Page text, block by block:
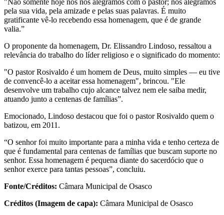
"Não somente hoje nós nos alegramos com o pastor; nos alegramos
pela sua vida, pela amizade e pelas suas palavras. É muito
gratificante vê-lo recebendo essa homenagem, que é de grande
valia.”
O proponente da homenagem, Dr. Elissandro Lindoso, ressaltou a
relevância do trabalho do líder religioso e o significado do momento:
"O pastor Rosivaldo é um homem de Deus, muito simples — eu tive
de convencê-lo a aceitar essa homenagem", brincou. "Ele
desenvolve um trabalho cujo alcance talvez nem ele saiba medir,
atuando junto a centenas de famílias”.
Emocionado, Lindoso destacou que foi o pastor Rosivaldo quem o
batizou, em 2011.
“O senhor foi muito importante para a minha vida e tenho certeza de
que é fundamental para centenas de famílias que buscam suporte no
senhor. Essa homenagem é pequena diante do sacerdócio que o
senhor exerce para tantas pessoas”, concluiu.
Fonte/Créditos: Câmara Municipal de Osasco
Créditos (Imagem de capa): Câmara Municipal de Osasco